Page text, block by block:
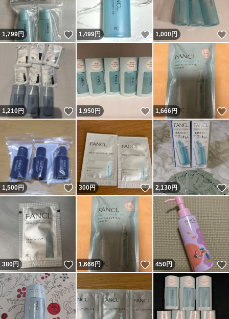
1,799円 いいね！
1,499円 いいね！
1,000円
1,210円 いいね！
1,950円 いいね！
1,666円
1,500円 いいね！
300円 いいね！
2,130円
380円 いいね！
1,666円 いいね！
450円